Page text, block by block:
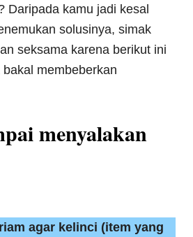
Daripada kamu jadi kesal
solusinya, simak
seksama karena berikut ini
membeberkan
menyalakan
agar kelinci (item yang